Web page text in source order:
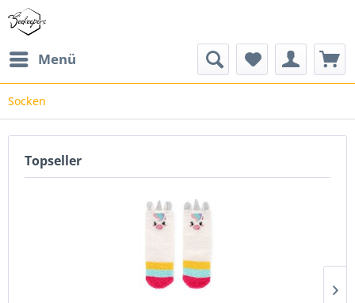
Menü
Socken
Topseller